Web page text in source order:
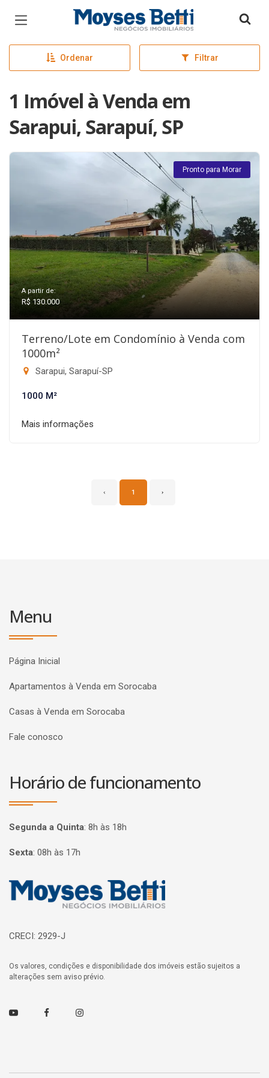
Página inicial
Ordenar Filtrar
1 Imóvel à Venda em
Sarapui, Sarapuí, SP
Pronto para Morar
A partir de:
R$ 130.000
Terreno/Lote em Condomínio à Venda com
1000m²
Sarapui, Sarapuí-SP
1000 M²
Mais informações
‹ 1 ›
Menu
Página Inicial
Apartamentos à Venda em Sorocaba
Casas à Venda em Sorocaba
Fale conosco
Horário de funcionamento
Segunda a Quinta: 8h às 18h
Sexta: 08h às 17h
Página inicial
CRECI: 2929-J
Os valores, condições e disponibilidade dos imóveis estão sujeitos a
alterações sem aviso prévio.
Youtube FacebookInstagram